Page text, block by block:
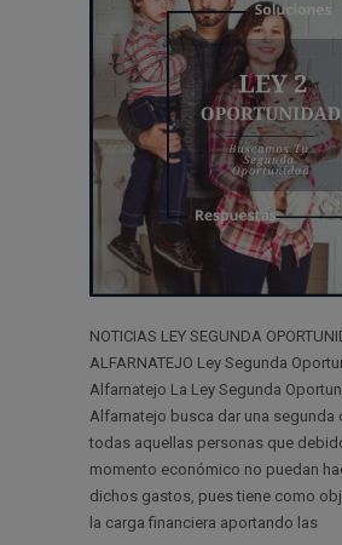
NOTICIAS LEY SEGUNDA
ALFARNATEJO Ley Segunda
Alfarnatejo La Ley Segunda
Alfarnatejo busca dar una segunda
todas aquellas personas que
momento económico no puedan
dichos gastos, pues tiene como
la carga financiera aportando las